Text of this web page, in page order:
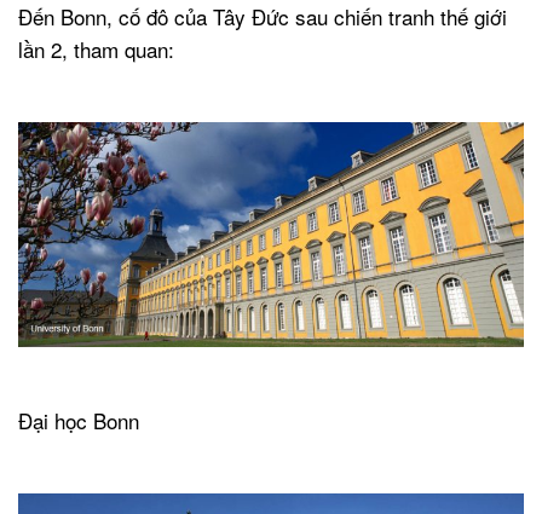
Đến Bonn, cố đô của Tây Đức sau chiến tranh thế giới
lần 2, tham quan:
Đại học Bonn